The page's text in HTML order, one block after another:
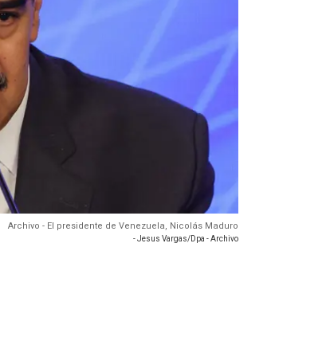
Archivo - El presidente de Venezuela, Nicolás Maduro
- Jesus Vargas/Dpa - Archivo